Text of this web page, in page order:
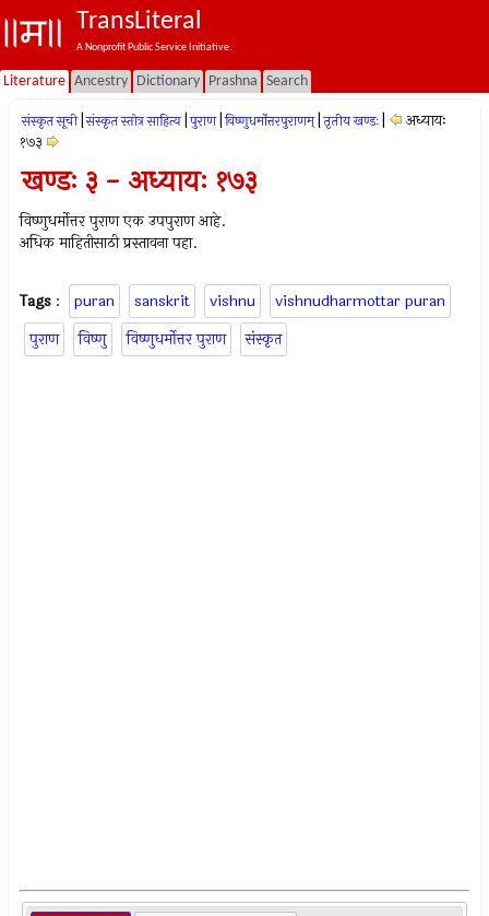
TransLiteral
A Nonprofit Public Service Initiative.
Literature Ancestry Dictionary Prashna Search
संस्कृत सूची संस्कृत स्तोत्र साहित्य पुराण विष्णुधर्मोत्तरपुराणम् तृतीय खण्डः
अध्यायः
१७३
खण्डः ३ - अध्यायः १७३
विष्णुधर्मोत्तर पुराण एक उपपुराण आहे.
अधिक माहितीसाठी प्रस्तावना पहा.
Tags : puran sanskrit vishnu
vishnudharmottar puran
पुराण
विष्णु विष्णुधर्मोत्तर पुराण संस्कृत